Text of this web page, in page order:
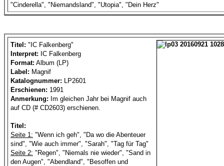
"Cinderella", "Niemandsland", "Utopia", "Dein Herz"
Titel: "IC Falkenberg"
Interpret: IC Falkenberg
Format: Album (LP)
Label: Magnif
Katalognummer: LP2601
Erschienen: 1991
Anmerkung: Im gleichen Jahr bei Magnif auch
auf CD (# CD2603) erschienen.
Titel:
Seite 1: "Wenn ich geh", "Da wo die Abenteuer
sind", "Wie auch immer", "Sarah", "Tag für Tag"
Seite 2: "Regen", "Niemals nie wieder", "Sand in
den Augen", "Abendland", "Besoffen und